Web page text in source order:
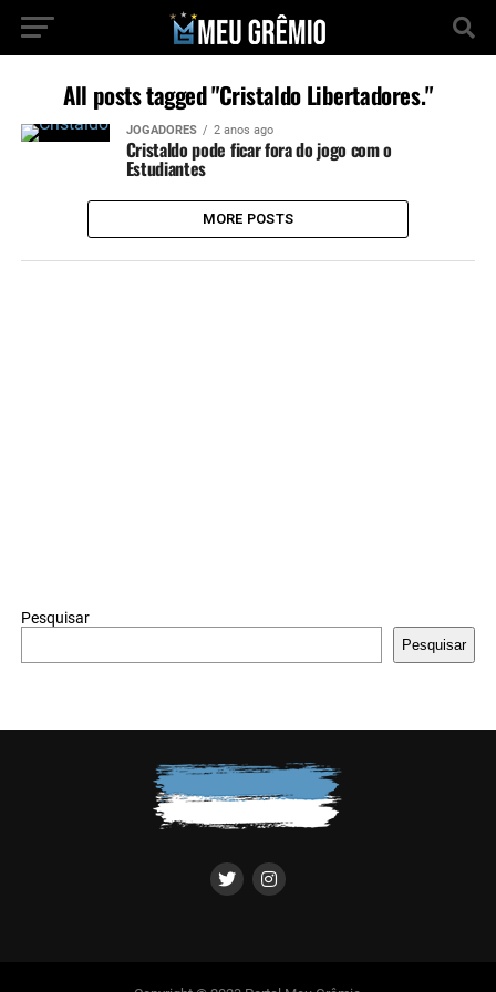
All posts tagged "Cristaldo Libertadores."
JOGADORES 2 anos ago
Cristaldo pode ficar fora do jogo com o
Estudiantes
MORE POSTS
Pesquisar
Pesquisar